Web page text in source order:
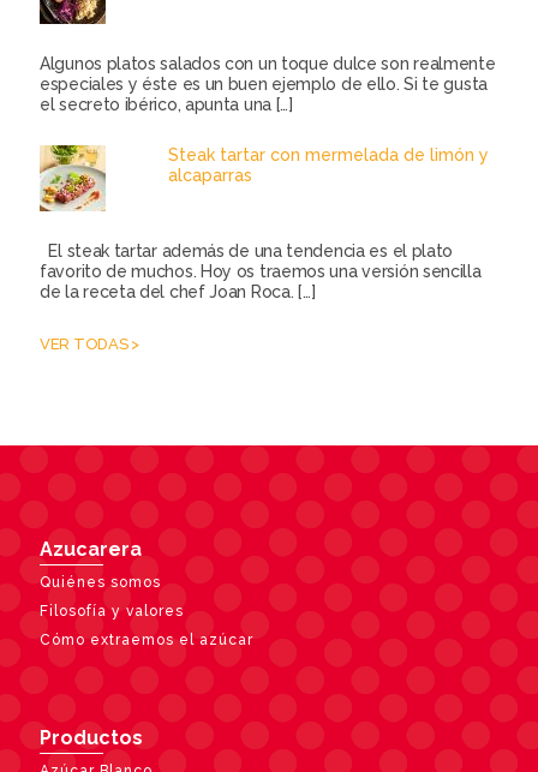
Algunos platos salados con un toque dulce son realmente
especiales y éste es un buen ejemplo de ello. Si te gusta
el secreto ibérico, apunta una […]
Steak tartar con mermelada de limón y
alcaparras
El steak tartar además de una tendencia es el plato
favorito de muchos. Hoy os traemos una versión sencilla
de la receta del chef Joan Roca. […]
VER TODAS >
Azucarera
Quiénes somos
Filosofía y valores
Cómo extraemos el azúcar
Productos